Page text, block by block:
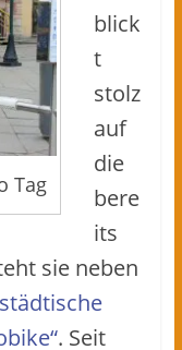
Tag
blick
t
stolz
auf
die
bere
its
sie neben
städtische
. Seit